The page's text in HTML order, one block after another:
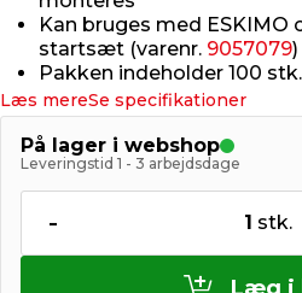
Kan bruges med ESKIMO
startsæt (varenr. 9057079)
Pakken indeholder 100 stk.
Læs mereSe specifikationer
På lager i webshop
Leveringstid 1 - 3 arbejdsdage
- 1 stk.